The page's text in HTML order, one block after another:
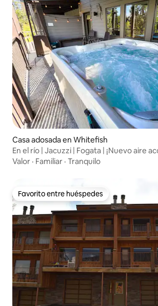
Casa adosada en Whitefish
En el río | Jacuzzi | Fogata | ¡Nuevo aire
2024!
Valor · Familiar · Tranquilo
Favorito entre huéspedes
Favorito entre huéspedes